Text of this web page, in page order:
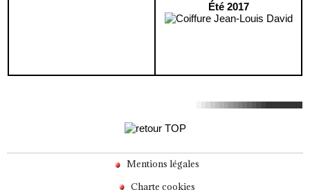
Été 2017
Mentions légales
Charte cookies